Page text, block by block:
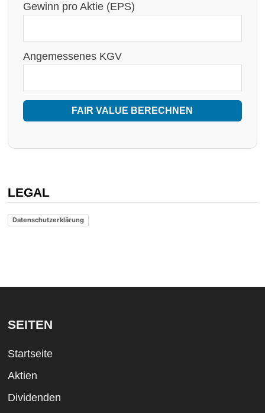
Gewinn pro Aktie (EPS)
Angemessenes KGV
FAIR VALUE BERECHNEN
LEGAL
Datenschutzerklärung
SEITEN
Startseite
Aktien
Dividenden